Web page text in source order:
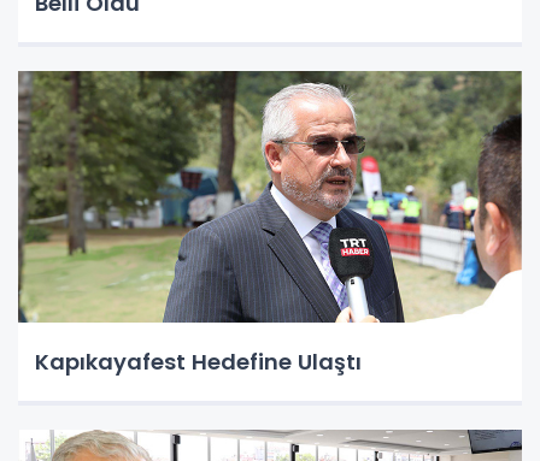
Kapıkayafest Hedefine Ulaştı